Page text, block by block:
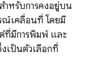
ำหรับการคงอยู่บน
เคลื่อนที่ โดยมี
ที่มีการพิมพ์ และ
เป็นตัวเลือกที่